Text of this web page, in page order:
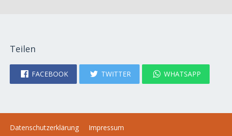
Teilen
FACEBOOK TWITTER WHATSAPP
Datenschutzerklärung Impressum